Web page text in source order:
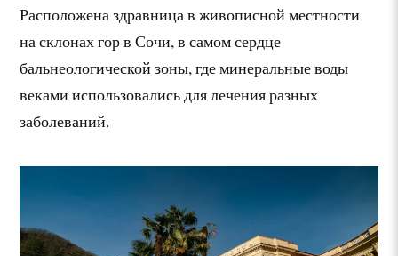
Расположена здравница в живописной местности
на склонах гор в Сочи, в самом сердце
бальнеологической зоны, где минеральные воды
веками использовались для лечения разных
заболеваний.